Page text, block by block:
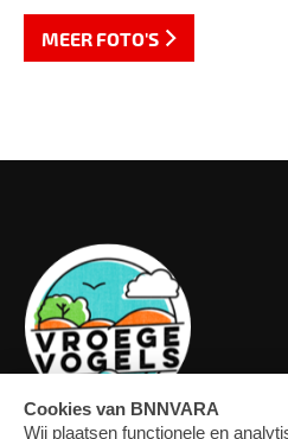
MEER FOTO'S